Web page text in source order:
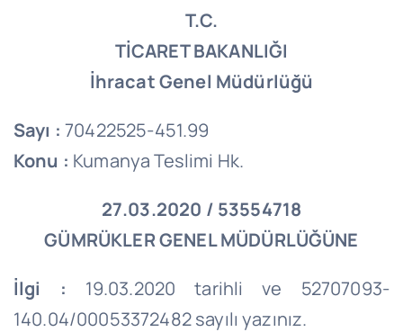
T.C.
TİCARET BAKANLIĞI
İhracat Genel Müdürlüğü
Sayı : 70422525-451.99
Konu : Kumanya Teslimi Hk.
27.03.2020 / 53554718
GÜMRÜKLER GENEL MÜDÜRLÜĞÜNE
İlgi : 19.03.2020 tarihli ve 52707093-
140.04/00053372482 sayılı yazınız.